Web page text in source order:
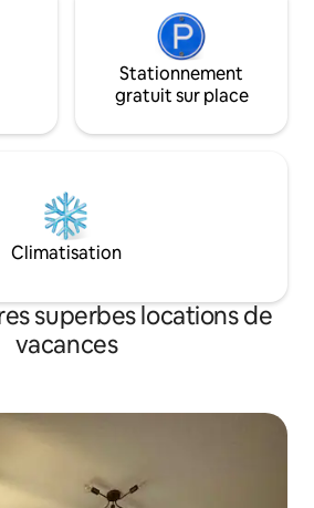
Stationnement
gratuit sur place
Climatisation
superbes locations de
vacances